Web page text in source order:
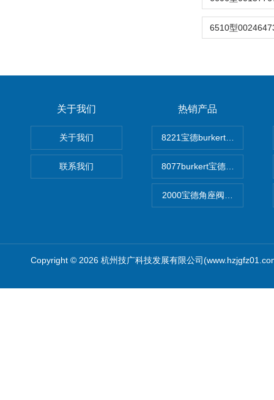
关于我们
关于我们
联系我们
热销产品
8221宝德burkert电导率探头
8077burkert宝德椭圆齿轮脉
2000宝德角座阀德国宝帝
Copyright © 2026 杭州技广科技发展有限公司